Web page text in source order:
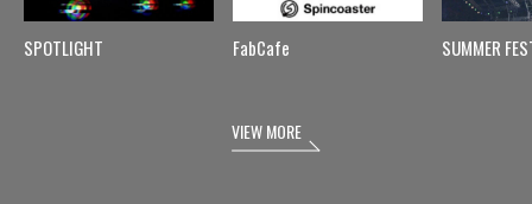
SPOTLIGHT FabCafe SUMMER
VIEW MORE